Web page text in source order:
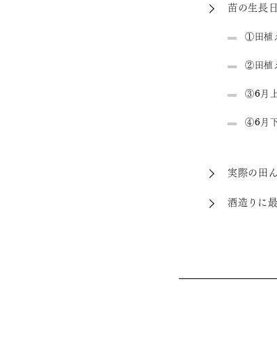
苗の生長
①田植
②田植
③6月
④6月
実際の田
酒造りに